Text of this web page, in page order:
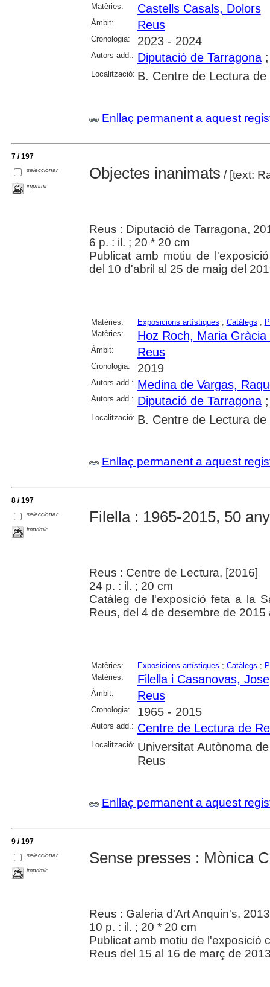
Matèries:
Castells Casals, Dolors
Àmbit: Reus
Cronologia: 2023 - 2024
Autors add.: Diputació de Tarragona
Localització: B. Centre de Lectura de
Enllaç permanent a aquest
7 / 197
seleccionar
imprimir
Objectes inanimats / [text:
Reus : Diputació de Tarragona,
6 p. : il. ; 20 * 20 cm
Publicat amb motiu de
del 10 d'abril al 25 de maig del
Matèries: Exposicions artístiques ; Catàlegs ;
Matèries:
Hoz Roch, Maria Gràcia
Àmbit: Reus
Cronologia: 2019
Autors add.: Medina de Vargas,
Autors add.: Diputació de Tarragona
Localització: B. Centre de Lectura de
Enllaç permanent a aquest
8 / 197
seleccionar
imprimir
Filella : 1965-2015, 50
Reus : Centre de Lectura, [2016]
24 p. : il. ; 20 cm
Catàleg de l'exposició feta a la
Reus, del 4 de desembre de
Matèries: Exposicions artístiques ; Catàlegs ;
Matèries:
Filella i Casanovas,
Àmbit: Reus
Cronologia: 1965 - 2015
Autors add.: Centre de Lectura de
Localització: Universitat Autònoma
Reus
Enllaç permanent a aquest
9 / 197
seleccionar
imprimir
Sense presses : Mònica
Reus : Galeria d'Art Anquin's, 2013
10 p. : il. ; 20 * 20 cm
Publicat amb motiu de l'exposició
Reus del 15 al 16 de març de